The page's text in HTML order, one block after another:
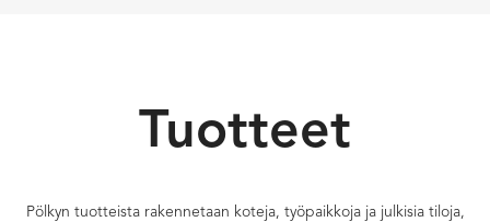
Tuotteet
Pölkyn tuotteista rakennetaan koteja, työpaikkoja ja julkisia tiloja,